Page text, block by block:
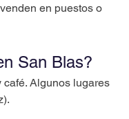
en puestos o
San Blas?
café. Algunos lugares